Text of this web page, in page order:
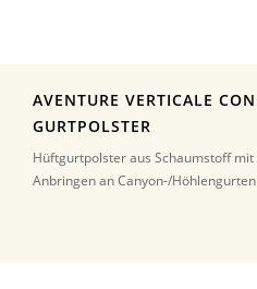
AVENTURE VERTICALE
GURTPOLSTER
Hüftgurtpolster aus Schaumstoff
Anbringen an Canyon-/Höhlengurten